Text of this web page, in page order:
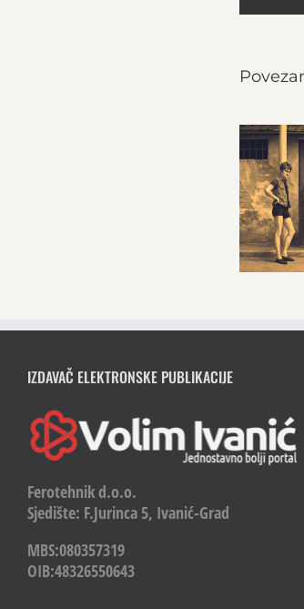
IZDAVAČ ELEKTRONSKE PUBLIKACIJE
Ferotehnik d.o.o.
Sjedište: F.Jurinca 5, Ivanić-Grad
MBS:080357319
OIB:48326550643